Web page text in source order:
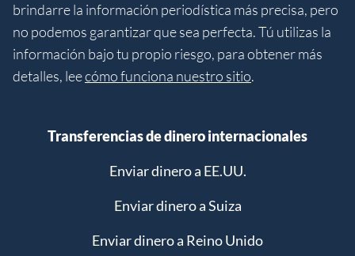
brindarre la información periodística más precisa, pero
no podemos garantizar que sea perfecta. Tú utilizas la
información bajo tu propio riesgo, para obtener más
detalles, leecómo funciona nuestro sitio.
Transferencias de dinero internacionales
Enviar dinero a EE.UU.
Enviar dinero a Suiza
Enviar dinero a Reino Unido